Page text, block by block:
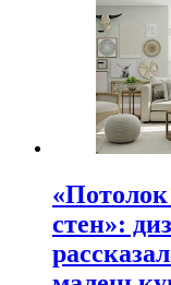
стен»: